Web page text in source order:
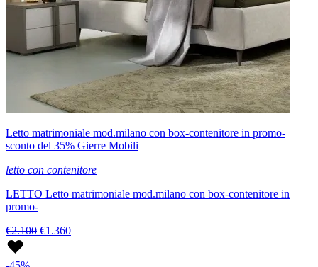
Letto matrimoniale mod.milano con box-contenitore in promo-
sconto del 35% Gierre Mobili
letto con contenitore
LETTO Letto matrimoniale mod.milano con box-contenitore in
promo-
€2.100 €1.360